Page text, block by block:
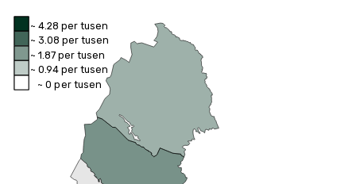
~ 4.28 per tusen
~ 3.08 per tusen
~ 1.87 per tusen
~ 0.94 per tusen
~ 0 per tusen